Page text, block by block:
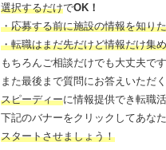
選択するだけでOK！
・応募する前に施設の情報を知り
・転職はまだ先だけど情報だけ集
もちろんご相談だけでも大丈夫です
また最後まで質問にお答えいただ
スピーディーに情報提供でき 転職
下記のバナーをクリックしてあな
スタートさせましょう！